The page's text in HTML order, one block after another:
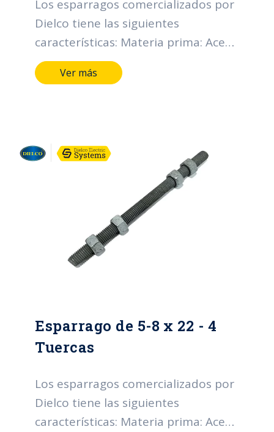
Los esparragos comercializados por
Dielco tiene las siguientes
características: Materia prima: Acero
SAE 1010-1020 Diámetro nominal
rosca UNC (D) (pulgadas): Desde 1/2
caliente. Espesor mínimo individual
(micras): 43. Espesor mínimo
promedio (micras): 53. Grado de
recubrimiento: High grade. Normas:
NTC y RETIE.
Ver más
Esparrago de 5-8 x 22 - 4
Tuercas
Los esparragos comercializados por
Dielco tiene las siguientes
características: Materia prima: Acero